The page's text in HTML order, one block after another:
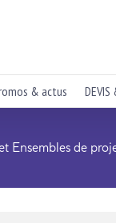
& actus DEVIS
Ensembles de